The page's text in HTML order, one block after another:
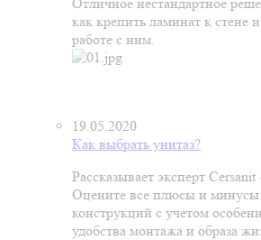
как крепить ламинат к стене
работе с ним.
19.05.2020
Как выбрать унитаз?
Рассказывает эксперт
Оцените все плюсы и минусы
конструкций с учетом
удобства монтажа и образа